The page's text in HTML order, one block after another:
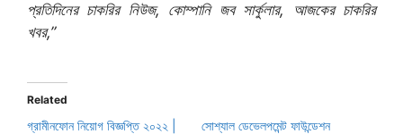
প্রতিদিনের চাকরির নিউজ, কোম্পানি জব সার্কুলার, আজকের চাকরির
খবর,”
Related
গ্রামীনফোন নিয়োগ বিজ্ঞপ্তি ২০২২ |
সোশ্যাল ডেভেলপমেন্ট ফাউন্ডেশন